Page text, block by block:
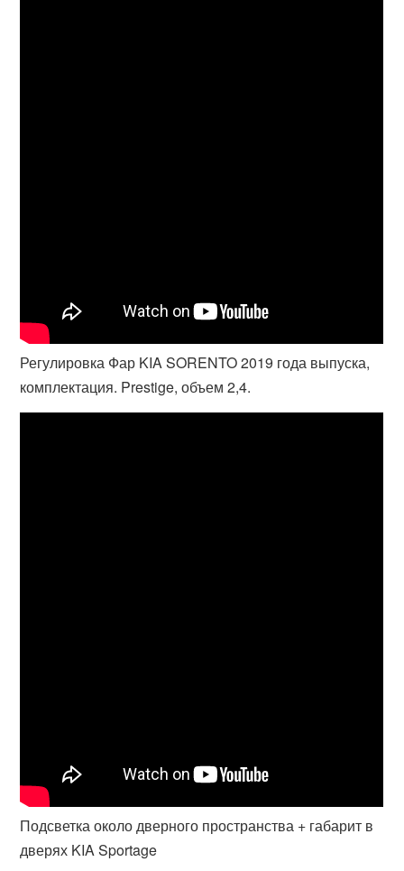
Регулировка Фар KIA SORENTO 2019 года выпуска,
комплектация. Prestige, объем 2,4.
Подсветка около дверного пространства + габарит в
дверях KIA Sportage